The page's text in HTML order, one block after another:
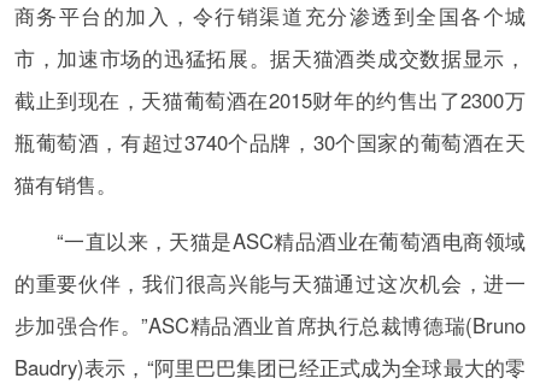
商务平台的加入，令行销渠道充分渗透到全国各个城
市，加速市场的迅猛拓展。据天猫酒类成交数据显示，
截止到现在，天猫葡萄酒在2015财年的约售出了2300万
瓶葡萄酒，有超过3740个品牌，30个国家的葡萄酒在天
猫有销售。
“一直以来，天猫是ASC精品酒业在葡萄酒电商领域
的重要伙伴，我们很高兴能与天猫通过这次机会，进一
步加强合作。”ASC精品酒业首席执行总裁博德瑞(Bruno
Baudry)表示，“阿里巴巴集团已经正式成为全球最大的零